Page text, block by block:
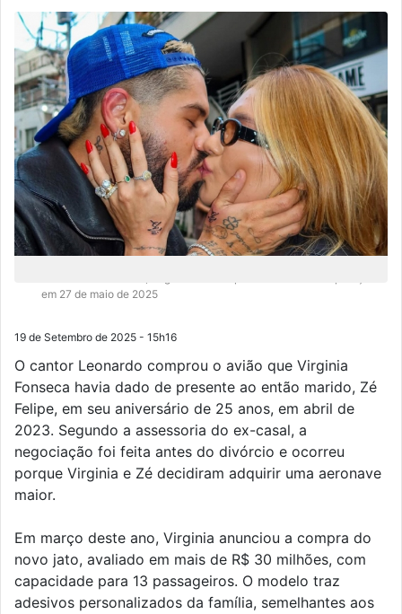
em 27 de maio de 2025
19 de Setembro de 2025 - 15h16
O cantor Leonardo comprou o avião que Virginia
Fonseca havia dado de presente ao então marido, Zé
Felipe, em seu aniversário de 25 anos, em abril de
2023. Segundo a assessoria do ex-casal, a
negociação foi feita antes do divórcio e ocorreu
porque Virginia e Zé decidiram adquirir uma aeronave
maior.
Em março deste ano, Virginia anunciou a compra do
novo jato, avaliado em mais de R$ 30 milhões, com
capacidade para 13 passageiros. O modelo traz
adesivos personalizados da família, semelhantes aos